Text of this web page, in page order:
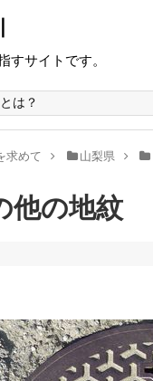
すサイトです。
は？
求めて 山梨県
他の地紋